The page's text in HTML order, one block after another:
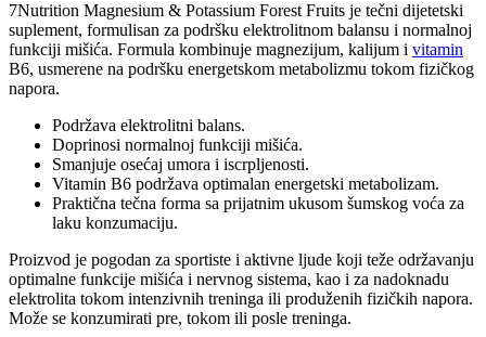
7Nutrition Magnesium & Potassium Forest Fruits je tečni dijetetski
suplement, formulisan za podršku elektrolitnom balansu i normalnoj
funkciji mišića. Formula kombinuje magnezijum, kalijum i vitamin
B6, usmerene na podršku energetskom metabolizmu tokom fizičkog
napora.
Podržava elektrolitni balans.
Doprinosi normalnoj funkciji mišića.
Smanjuje osećaj umora i iscrpljenosti.
Vitamin B6 podržava optimalan energetski metabolizam.
Praktična tečna forma sa prijatnim ukusom šumskog voća za
laku konzumaciju.
Proizvod je pogodan za sportiste i aktivne ljude koji teže održavanju
optimalne funkcije mišića i nervnog sistema, kao i za nadoknadu
elektrolita tokom intenzivnih treninga ili produženih fizičkih napora.
Može se konzumirati pre, tokom ili posle treninga.